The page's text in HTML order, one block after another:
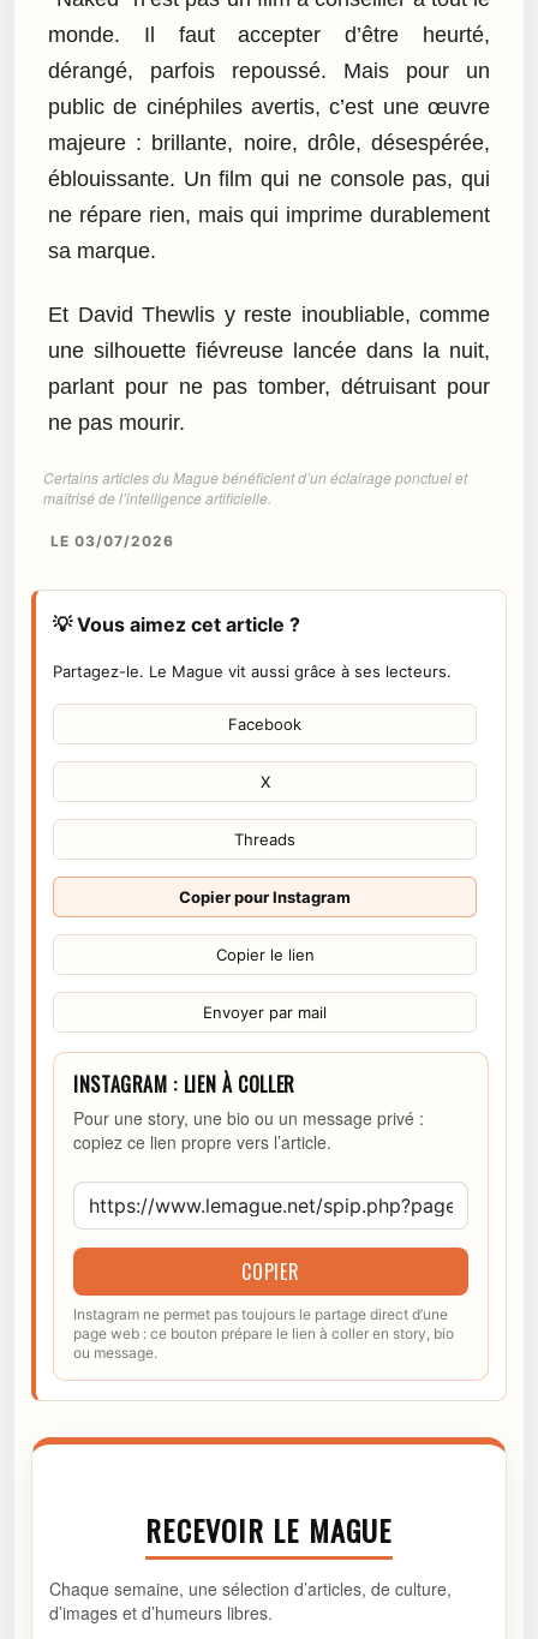
monde. Il faut accepter d’être heurté,
dérangé, parfois repoussé. Mais pour un
public de cinéphiles avertis, c’est une œuvre
majeure : brillante, noire, drôle, désespérée,
éblouissante. Un film qui ne console pas, qui
ne répare rien, mais qui imprime durablement
sa marque.
Et David Thewlis y reste inoubliable, comme
une silhouette fiévreuse lancée dans la nuit,
parlant pour ne pas tomber, détruisant pour
ne pas mourir.
Certains articles du Mague bénéficient d’un éclairage ponctuel et
maîtrisé de l’intelligence artificielle.
LE 03/07/2026
💡 Vous aimez cet article ?
Partagez-le. Le Mague vit aussi grâce à ses lecteurs.
Facebook
X
Threads
Copier pour Instagram
Copier le lien
Envoyer par mail
INSTAGRAM : LIEN À COLLER
Pour une story, une bio ou un message privé :
copiez ce lien propre vers l’article.
COPIER
Instagram ne permet pas toujours le partage direct d’une
page web : ce bouton prépare le lien à coller en story, bio
ou message.
RECEVOIR LE MAGUE
Chaque semaine, une sélection d’articles, de culture,
d’images et d’humeurs libres.